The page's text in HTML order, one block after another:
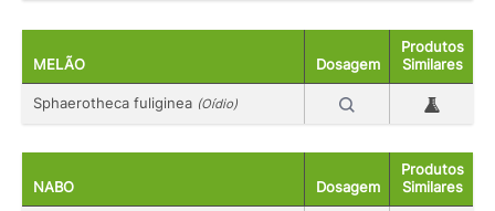
MELÃO Dosagem
Produtos
Similares
Sphaerotheca fuliginea (Oídio)
NABO Dosagem
Produtos
Similares